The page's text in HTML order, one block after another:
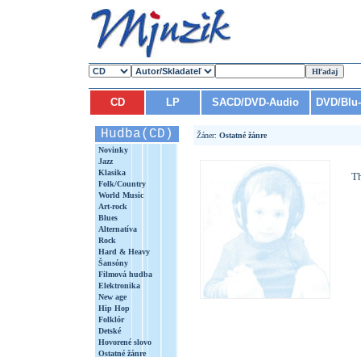
CD LP SACD/DVD-Audio DVD/
Hudba(CD)
Novinky
Jazz
Klasika
Folk/Country
World Music
Art-rock
Blues
Alternatíva
Rock
Hard & Heavy
Šansóny
Filmová hudba
Elektronika
New age
Hip Hop
Folklór
Detské
Hovorené slovo
Ostatné žánre
Žáner: Ostatné žánre